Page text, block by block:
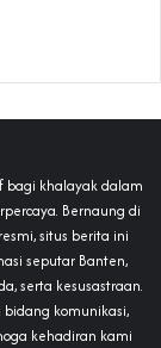
bagi khalayak dalam
Bernaung di
situs berita ini
seputar Banten,
serta kesusastraan.
komunikasi,
kehadiran kami